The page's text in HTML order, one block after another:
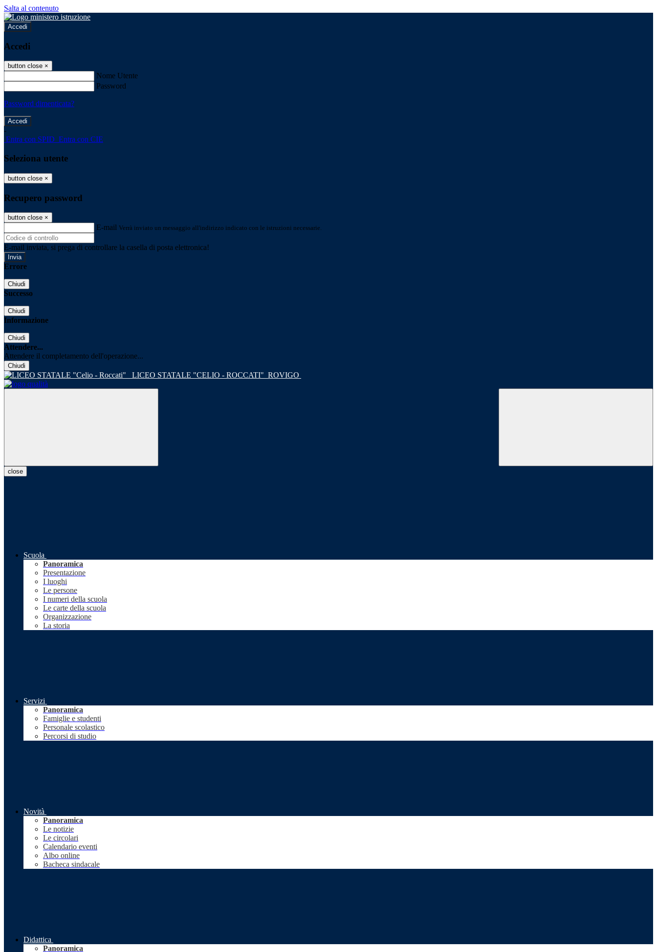
Salta al contenuto
Accedi
Accedi
button close ×
Nome Utente
Password
Password dimenticata?
-
Entra con SPID Entra con CIE
Seleziona utente
button close ×
Recupero password
button close ×
E-mail Verrà inviato un messaggio all'indirizzo indicato con le istruzioni necessarie.
E-mail inviata, si prega di controllare la casella di posta elettronica!
Errore
Chiudi
Successo
Chiudi
Informazione
Chiudi
Attendere...
Attendere il completamento dell'operazione...
Chiudi
LICEO STATALE "CELIO - ROCCATI" ROVIGO
close
Scuola
Panoramica
Presentazione
I luoghi
Le persone
I numeri della scuola
Le carte della scuola
Organizzazione
La storia
Servizi
Panoramica
Famiglie e studenti
Personale scolastico
Percorsi di studio
Novità
Panoramica
Le notizie
Le circolari
Calendario eventi
Albo online
Bacheca sindacale
Didattica
Panoramica